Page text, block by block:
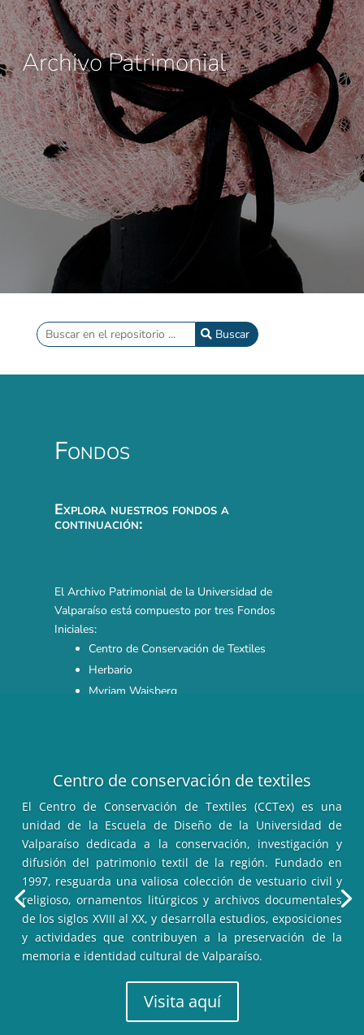
Archivo Patrimonial
Buscar
Fondos
Explora nuestros fondos a
continuación:
El Archivo Patrimonial de la Universidad de
Valparaíso está compuesto por tres Fondos
Iniciales:
Centro de Conservación de Textiles
Herbario
Myriam Waisberg
Centro de conservación de textiles
El Centro de Conservación de Textiles (CCTex) es una
unidad de la Escuela de Diseño de la Universidad de
Valparaíso dedicada a la conservación, investigación y
difusión del patrimonio textil de la región. Fundado en
1997, resguarda una valiosa colección de vestuario civil y
religioso, ornamentos litúrgicos y archivos documentales
de los siglos XVIII al XX, y desarrolla estudios, exposiciones
y actividades que contribuyen a la preservación de la
memoria e identidad cultural de Valparaíso.
Visita aquí